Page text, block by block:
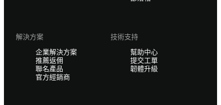
解決方案
企業解決方案
推薦返佣
聯名產品
官方經銷商
技術支持
幫助中心
提交工單
韌體升級